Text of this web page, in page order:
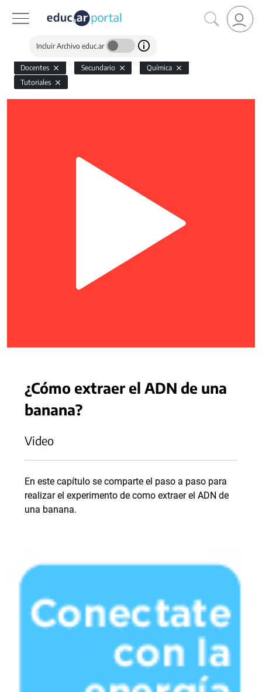
Incluir Archivo educ.ar
Docentes Secundario
Química
Tutoriales
¿Cómo extraer el ADN de una
banana?
Video
En este capítulo se comparte el paso a paso para
realizar el experimento de como extraer el ADN de
una banana.